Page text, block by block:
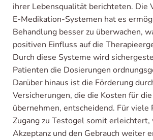
ihrer Lebensqualität berichteten. Die
E-Medikation-Systemen hat es
Behandlung besser zu überwachen,
positiven Einfluss auf die
Durch diese Systeme wird
Patienten die Dosierungen
Darüber hinaus ist die Förderung
Versicherungen, die die Kosten für
übernehmen, entscheidend. Für
Zugang zu Testogel somit erleichtert,
Akzeptanz und den Gebrauch weiter